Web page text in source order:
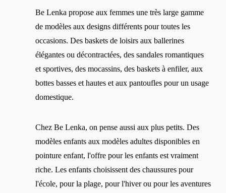
Be Lenka propose aux femmes une très large gamme
de modèles aux designs différents pour toutes les
occasions. Des baskets de loisirs aux ballerines
élégantes ou décontractées, des sandales romantiques
et sportives, des mocassins, des baskets à enfiler, aux
bottes basses et hautes et aux pantoufles pour un usage
domestique.
Chez Be Lenka, on pense aussi aux plus petits. Des
modèles enfants aux modèles adultes disponibles en
pointure enfant, l'offre pour les enfants est vraiment
riche. Les enfants choisissent des chaussures pour
l'école, pour la plage, pour l'hiver ou pour les aventures